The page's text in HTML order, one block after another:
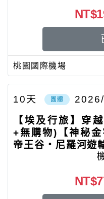
桃園國際機場
團體
10天
【埃及行旅】穿
+無購物)【神秘
帝王谷‧尼羅河遊